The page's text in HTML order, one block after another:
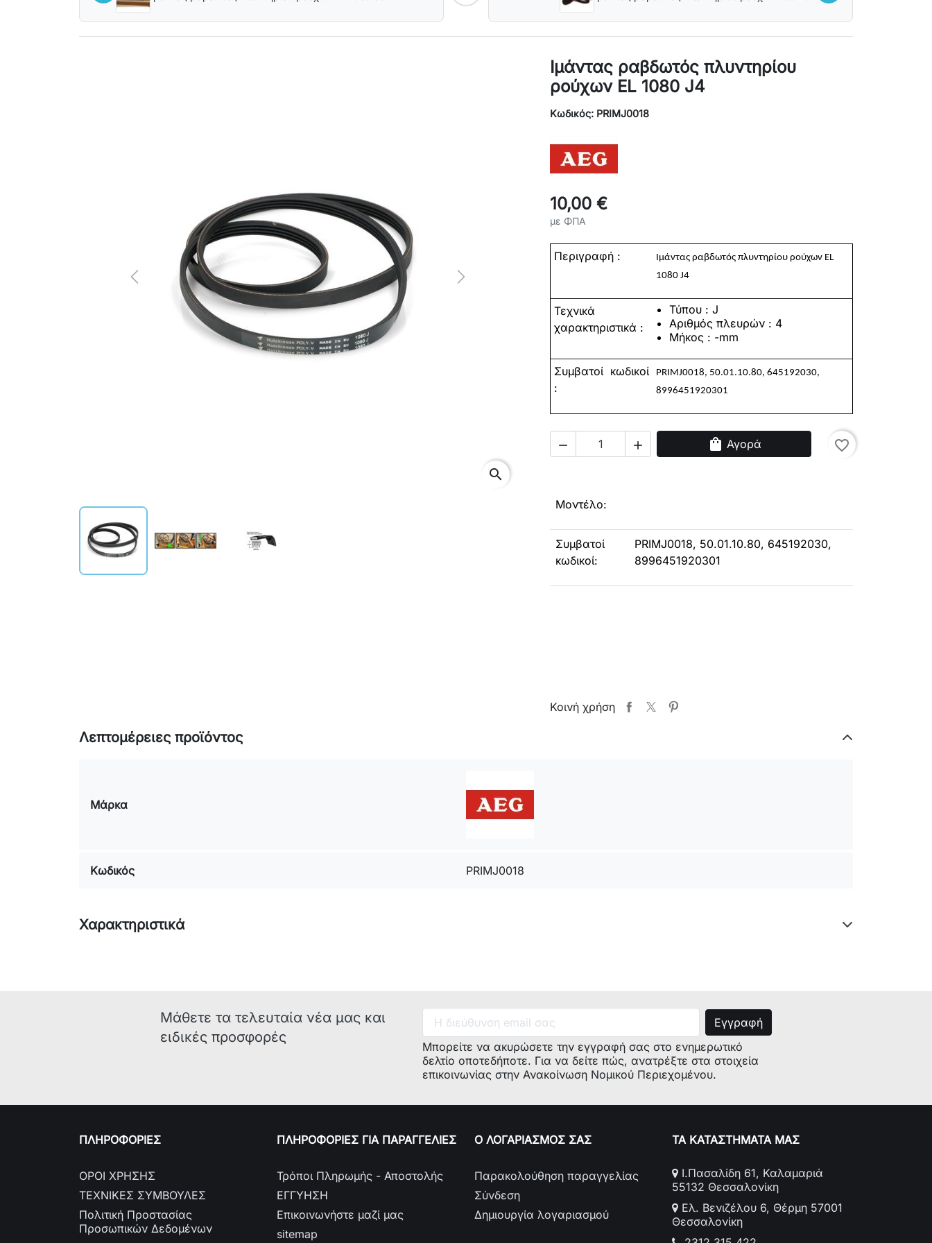
Previous Next
search
Ιμάντας ραβδωτός πλυντηρίου
ρούχων EL 1080 J4
Κωδικός: PRIMJ0018
10,00 €
με ΦΠΑ
Περιγραφή :
Ιμάντας ραβδωτός πλυντηρίου ρούχων EL
1080 J4
Τεχνικά
χαρακτηριστικά :
Τύπου : J
Αριθμός πλευρών : 4
Μήκος : -mm
Συμβατοί κωδικοί
:
PRIMJ0018, 50.01.10.80, 645192030,
8996451920301
  shopping_bag Αγορά favorite_border
Μοντέλο:
Συμβατοί
κωδικοί:
PRIMJ0018, 50.01.10.80, 645192030,
8996451920301
Κοινή χρήση
Λεπτομέρειες προϊόντος
Μάρκα
Κωδικός PRIMJ0018
Χαρακτηριστικά
Μάθετε τα τελευταία νέα μας και
ειδικές προσφορές
Μπορείτε να ακυρώσετε την εγγραφή σας στο ενημερωτικό
δελτίο οποτεδήποτε. Για να δείτε πώς, ανατρέξτε στα στοιχεία
επικοινωνίας στην Ανακοίνωση Νομικού Περιεχομένου.
ΠΛΗΡΟΦΟΡΙΕΣ
ΟΡΟΙ ΧΡΗΣΗΣ
ΤΕΧΝΙΚΕΣ ΣΥΜΒΟΥΛΕΣ
Πολιτική Προστασίας
Προσωπικών Δεδομένων
ΠΛΗΡΟΦΟΡΙΕΣ ΓΙΑ ΠΑΡΑΓΓΕΛΙΕΣ
Τρόποι Πληρωμής - Αποστολής
ΕΓΓΥΗΣΗ
Επικοινωνήστε μαζί μας
sitemap
Ο ΛΟΓΑΡΙΑΣΜΟΣ ΣΑΣ
Παρακολούθηση παραγγελίας
Σύνδεση
Δημιουργία λογαριασμού
ΤΑ ΚΑΤΑΣΤΗΜΑΤΑ ΜΑΣ
Ι.Πασαλίδη 61, Καλαμαριά
55132 Θεσσαλονίκη
Ελ. Βενιζέλου 6, Θέρμη 57001
Θεσσαλονίκη